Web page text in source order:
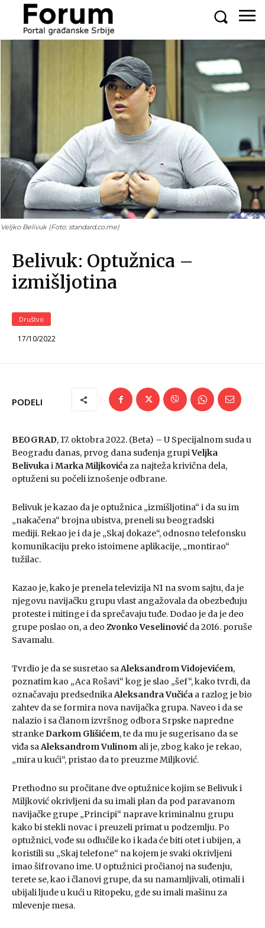
Belivuk: Optužnica –
izmišljotina
Društvo
17/10/2022
Veljko Belivuk (Foto: standard.co.me)
PODELI
BEOGRAD, 17. oktobra 2022. (Beta) – U Specijalnom suda u
Beogradu danas, prvog dana suđenja grupiVeljka
BelivukaiMarka Miljkovićaza najteža krivična dela,
optuženi su počeli iznošenje odbrane.
Belivuk je kazao da je optužnica „izmišljotina“ i da su im
„nakačena“ brojna ubistva, preneli su beogradski
mediji. Rekao je i da je „Skaj dokaze“, odnosno telefonsku
komunikaciju preko istoimene aplikacije, „montirao“
tužilac.
Kazao je, kako je prenela televizija N1 na svom sajtu, da je
njegovu navijačku grupu vlast angažovala da obezbeđuju
proteste i mitinge i da sprečavaju tuđe. Dodao je da je deo
grupe poslao on, a deo Zvonko Veselinović da 2016. poruše
Savamalu.
Tvrdio je da se susretao saAleksandrom Vidojevićem,
poznatim kao „Aca Rošavi“ kog je slao „šef“, kako tvrdi, da
označavaju predsednikaAleksandra Vučića a razlog je bio
zahtev da se formira nova navijačka grupa. Naveo i da se
nalazio i sa članom izvršnog odbora Srpske napredne
stranke Darkom Glišićem, te da mu je sugerisano da se
viđa saAleksandrom Vulinom ali je, zbog kako je rekao,
„mira u kući“, pristao da to preuzme Miljković.
Prethodno su pročitane dve optužnice kojim se Belivuk i
Miljković okrivljeni da su imali plan da pod paravanom
navijačke grupe „Principi“ naprave kriminalnu grupu
kako bi stekli novac i preuzeli primat u podzemlju. Po
optužnici, vođe su odlučile ko i kada će biti otet i ubijen, a
koristili su „Skaj telefone“ na kojem je svaki okrivljeni
imao šifrovano ime. U optužnici pročianoj na suđenju,
terete se, kao i članovi grupe, da su namamljivali, otimali i
ubijali ljude u kući u Ritopeku, gde su imali mašinu za
mlevenje mesa.